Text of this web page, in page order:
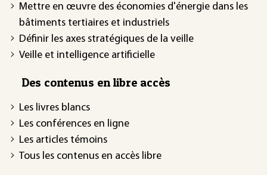
Mettre en œuvre des économies d'énergie dans les
bâtiments tertiaires et industriels
Définir les axes stratégiques de la veille
Veille et intelligence artificielle
Des contenus en libre accès
Les livres blancs
Les conférences en ligne
Les articles témoins
Tous les contenus en accès libre